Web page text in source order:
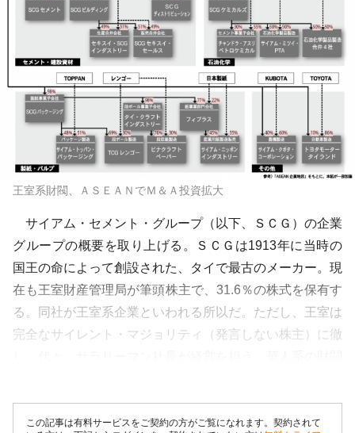
王室系財閥、ＡＳＥＡＮでＭ＆Ａ投資拡大
サイアム・セメント・グループ（以下、ＳＣＧ）の企業
グループの概要を取り上げる。ＳＣＧは1913年に当時の
国王の命によって創設された、タイで最古のメーカー。現
在も王室財産管理局が筆頭株主で、31.6％の株式を保有す
る。同社が王室系企業といわれる所以だ。ただし、王室は
完全なサイレント・マジョリティ（発言しない株主）に徹
この記事は有料サービスをご契約の方がご覧になれます。契約されて